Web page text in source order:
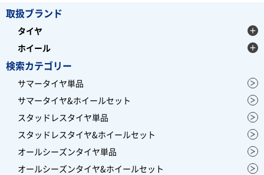
取扱ブランド
タイヤ
ホイール
検索カテゴリー
サマータイヤ単品
サマータイヤ&ホイールセット
スタッドレスタイヤ単品
スタッドレスタイヤ&ホイールセット
オールシーズンタイヤ単品
オールシーズンタイヤ&ホイールセット